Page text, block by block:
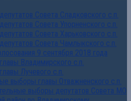
Совета Сладковского с.п.
Совета Упорненского с.п.
Совета Харьковского с.п.
Совета Чамлыкского с.п.
9 сентября 2018 года
Владимирского с.п.
Лучевого с.п.
выборы главы Отважненского с.п.
выборы депутатов Совета МО